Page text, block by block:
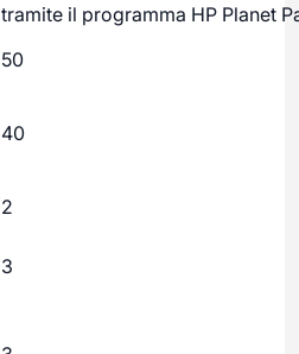
tramite il programma HP Planet
50
40
2
3